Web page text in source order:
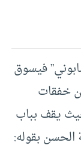
فيسوق
خفقات
يقف بباب
الحسن بقوله: